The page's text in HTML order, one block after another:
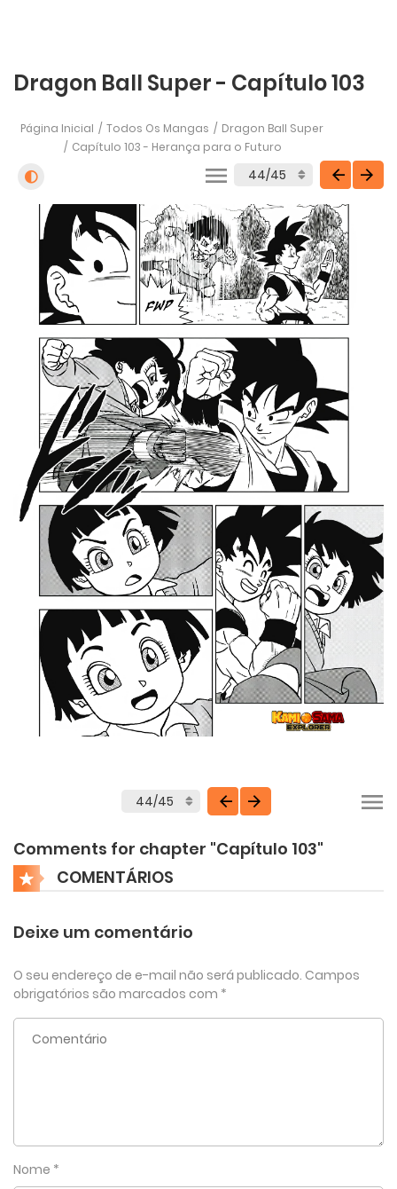
Dragon Ball Super - Capítulo 103
Página Inicial Todos Os Mangas
Dragon Ball Super
Capítulo 103 - Herança para o Futuro
Comments for chapter "Capítulo 103"
COMENTÁRIOS
Deixe um comentário
O seu endereço de e-mail não será publicado. Campos
obrigatórios são marcados com *
Nome *